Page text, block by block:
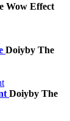
Wow Effect
Doiyby The
Doiyby The